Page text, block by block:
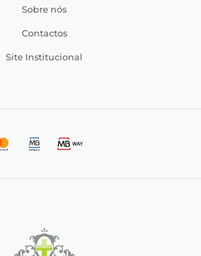
Sobre nós
Contactos
Site Institucional